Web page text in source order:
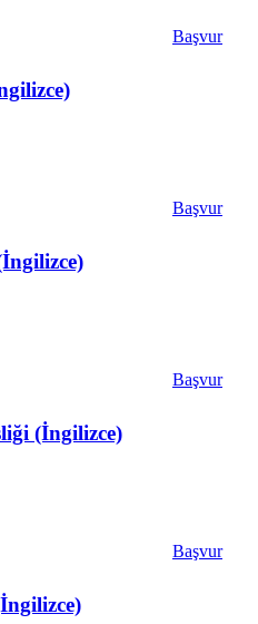
Başvur
Başvur
(İngilizce)
Başvur
Başvur